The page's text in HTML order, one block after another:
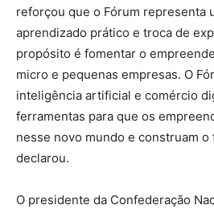
reforçou que o Fórum representa
aprendizado prático e troca de
propósito é fomentar o
micro e pequenas empresas. O
inteligência artificial e comércio
ferramentas para que os
nesse novo mundo e construam o
declarou.
O presidente da Confederação